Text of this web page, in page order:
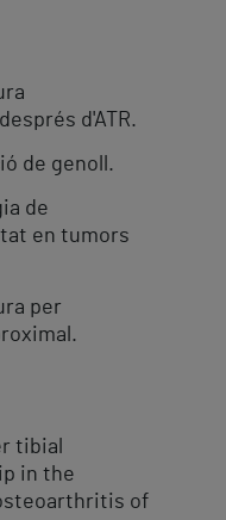
d'ATR.
de genoll.
de
en tumors
per
tibial
in the
of